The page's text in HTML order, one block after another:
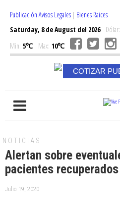
Publicación Avisos Legales | Bienes Raices
Saturday, 8 de August del 2026Dólar:
Min: 5℃ Max: 10℃
COTIZAR
NOTICIAS
Alertan sobre
pacientes
Julio 19, 2020